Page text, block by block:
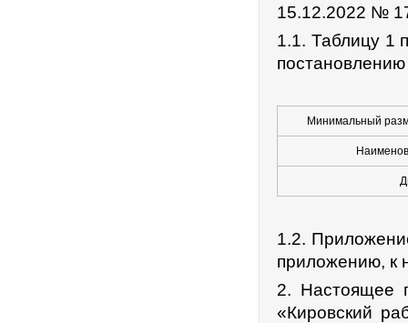
15.12.2022 №
1.1. Таблицу 1
Минимальный
1.2.
приложению, к
2. Настоящее
«Кировский